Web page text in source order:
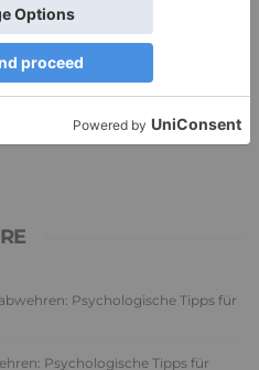
und Umgang mit
mit starkem
Psychologische Tipps für
Psychologische Tipps für